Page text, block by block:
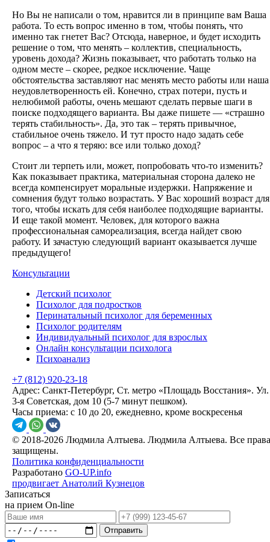
Но Вы не написали о том, нравится ли в принципе вам Ваша
работа. То есть вопрос именно в том, чтобы понять, что
именно так гнетет Вас? Отсюда, наверное, и будет исходить
решение о том, что менять – коллектив, специальность,
уровень дохода? Жизнь показывает, что работать только на
одном месте – скорее, редкое исключение. Чаще
обстоятельства заставляют нас менять место работы или наша
неудовлетворенность ей. Конечно, страх потери, пусть и
нелюбимой работы, очень мешают сделать первые шаги в
поиске подходящего варианта. Вы даже пишете — «страшно
терять стабильность». Да, это так – терять привычное,
стабильное очень тяжело. И тут просто надо задать себе
вопрос – а что я теряю: все или только доход?
Стоит ли терпеть или, может, попробовать что-то изменить?
Как показывает практика, материальная сторона далеко не
всегда компенсирует моральные издержки. Напряжение и
сомнения будут только возрастать. У Вас хороший возраст для
того, чтобы искать для себя наиболее подходящие варианты.
И еще такой момент. Человек, для которого важна
профессиональная самореализация, всегда найдет свою
работу. И зачастую следующий вариант оказывается лучше
предыдущего!
Консультации
Детский психолог
Психолог для подростков
Перинатальный психолог для беременных
Психолог родителям
Индивидуальный психолог для взрослых
Онлайн консультации психолога
Психоанализ
+7 (812) 920-23-18
Адрес: Санкт-Петербург, Ст. метро «Площадь Восстания». Ул.
3-я Советская, дом 10 (5-7 минут пешком).
Часы приема: с 10 до 20, ежедневно, кроме воскресенья
© 2018-2026 Людмила Алтыева. Людмила Алтыева. Все права
защищены.
Политика конфиденциальности
Разработано GO-UP.info
продвигает Анатолий Кузнецов
Записаться
на прием On-line
Отправить